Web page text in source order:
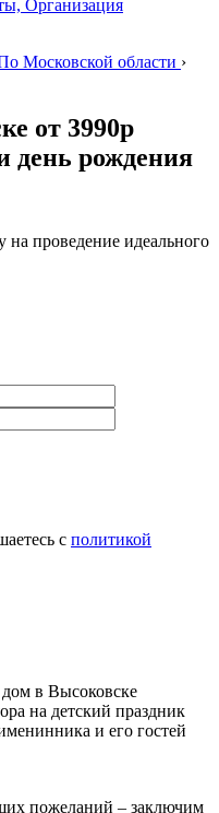
Организация
Московской области ›
от 3990р
день рождения
на проведение идеального
с политикой
в Высоковске
на детский праздник
и его гостей
пожеланий – заключим